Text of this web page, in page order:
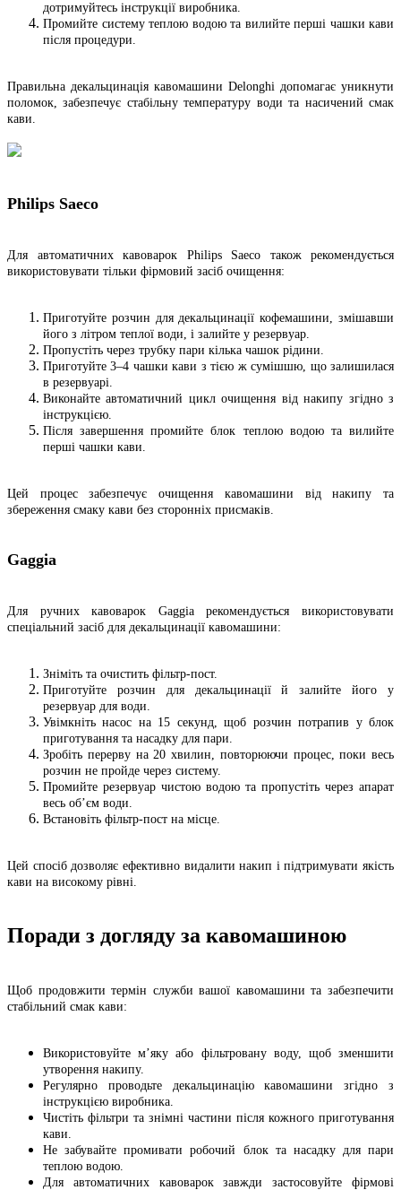
дотримуйтесь інструкції виробника.
Промийте систему теплою водою та вилийте перші чашки кави
після процедури.
Правильна декальцинація кавомашини Delonghi допомагає уникнути
поломок, забезпечує стабільну температуру води та насичений смак
кави.
Philips Saeco
Для автоматичних кавоварок Philips Saeco також рекомендується
використовувати тільки фірмовий засіб очищення:
Приготуйте розчин для декальцинації кофемашини, змішавши
його з літром теплої води, і залийте у резервуар.
Пропустіть через трубку пари кілька чашок рідини.
Приготуйте 3–4 чашки кави з тією ж сумішшю, що залишилася
в резервуарі.
Виконайте автоматичний цикл очищення від накипу згідно з
інструкцією.
Після завершення промийте блок теплою водою та вилийте
перші чашки кави.
Цей процес забезпечує очищення кавомашини від накипу та
збереження смаку кави без сторонніх присмаків.
Gaggia
Для ручних кавоварок Gaggia рекомендується використовувати
спеціальний засіб для декальцинації кавомашини:
Зніміть та очистить фільтр-пост.
Приготуйте розчин для декальцинації й залийте його у
резервуар для води.
Увімкніть насос на 15 секунд, щоб розчин потрапив у блок
приготування та насадку для пари.
Зробіть перерву на 20 хвилин, повторюючи процес, поки весь
розчин не пройде через систему.
Промийте резервуар чистою водою та пропустіть через апарат
весь об’єм води.
Встановіть фільтр-пост на місце.
Цей спосіб дозволяє ефективно видалити накип і підтримувати якість
кави на високому рівні.
Поради з догляду за кавомашиною
Щоб продовжити термін служби вашої кавомашини та забезпечити
стабільний смак кави:
Використовуйте м’яку або фільтровану воду, щоб зменшити
утворення накипу.
Регулярно проводьте декальцинацію кавомашини згідно з
інструкцією виробника.
Чистіть фільтри та знімні частини після кожного приготування
кави.
Не забувайте промивати робочий блок та насадку для пари
теплою водою.
Для автоматичних кавоварок завжди застосовуйте фірмові